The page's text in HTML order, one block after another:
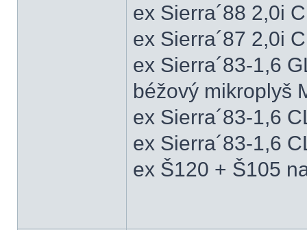
ex Sierra´88 2,0i
ex Sierra´87 2,0i
ex Sierra´83-1,6
béžový mikroplyš
ex Sierra´83-1,6
ex Sierra´83-1,6
ex Š120 + Š105